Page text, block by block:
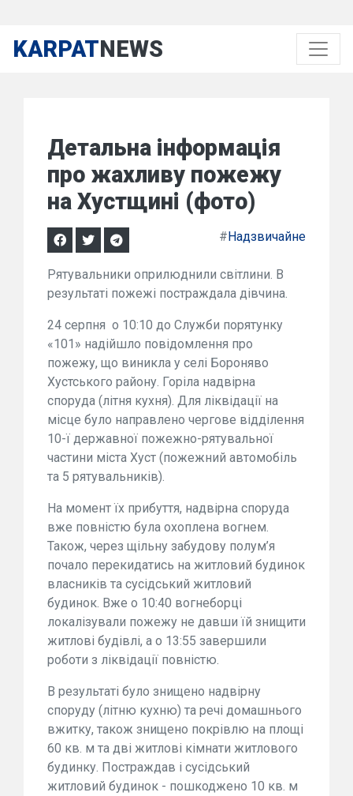
KARPATNEWS
Детальна інформація
про жахливу пожежу
на Хустщині (фото)
#Надзвичайне
Рятувальники оприлюднили світлини. В
результаті пожежі постраждала дівчина.
24 серпня о 10:10 до Служби порятунку
«101» надійшло повідомлення про
пожежу, що виникла у селі Бороняво
Хустського району. Горіла надвірна
споруда (літня кухня). Для ліквідації на
місце було направлено чергове відділення
10-ї державної пожежно-рятувальної
частини міста Хуст (пожежний автомобіль
та 5 рятувальників).
На момент їх прибуття, надвірна споруда
вже повністю була охоплена вогнем.
Також, через щільну забудову полум’я
почало перекидатись на житловий будинок
власників та сусідський житловий
будинок. Вже о 10:40 вогнеборці
локалізували пожежу не давши їй знищити
житлові будівлі, а о 13:55 завершили
роботи з ліквідації повністю.
В результаті було знищено надвірну
споруду (літню кухню) та речі домашнього
вжитку, також знищено покрівлю на площі
60 кв. м та дві житлові кімнати житлового
будинку. Постраждав і сусідський
житловий будинок - пошкоджено 10 кв. м